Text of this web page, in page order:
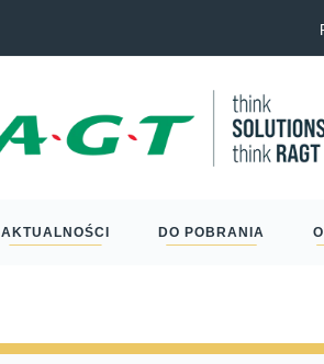
AKTUALNOŚCI DO POBRANIA